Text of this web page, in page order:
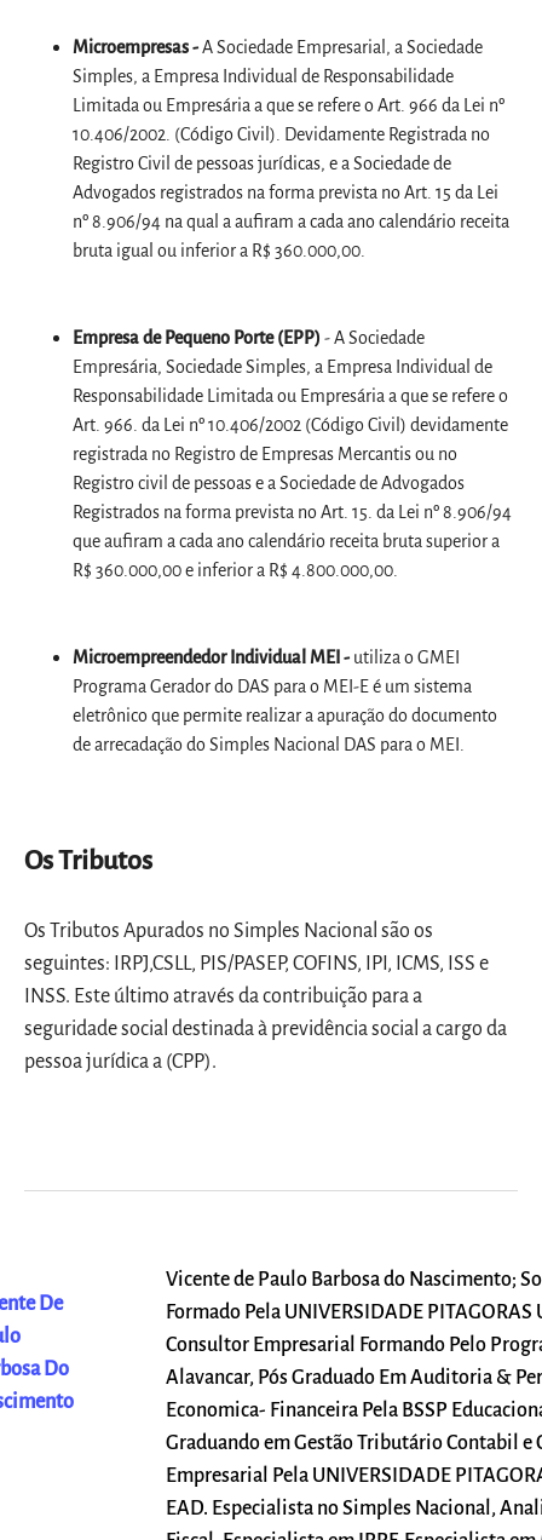
Microempresas -A Sociedade Empresarial, a Sociedade
Simples, a Empresa Individual de Responsabilidade
Limitada ou Empresária a que se refere o Art. 966 da Lei nº
10.406/2002. (Código Civil). Devidamente Registrada no
Registro Civil de pessoas jurídicas, e a Sociedade de
Advogados registrados na forma prevista no Art. 15 da Lei
nº 8.906/94 na qual a aufiram a cada ano calendário receita
bruta igual ou inferior a R$ 360.000,00.
Empresa de Pequeno Porte (EPP) - A Sociedade
Empresária, Sociedade Simples, a Empresa Individual de
Responsabilidade Limitada ou Empresária a que se refere o
Art. 966. da Lei nº 10.406/2002 (Código Civil) devidamente
registrada no Registro de Empresas Mercantis ou no
Registro civil de pessoas e a Sociedade de Advogados
Registrados na forma prevista no Art. 15. da Lei nº 8.906/94
que aufiram a cada ano calendário receita bruta superior a
R$ 360.000,00 e inferior a R$ 4.800.000,00.
Microempreendedor Individual MEI - utiliza o GMEI
Programa Gerador do DAS para o MEI-E é um sistema
eletrônico que permite realizar a apuração do documento
de arrecadação do Simples Nacional DAS para o MEI.
Os Tributos
Os Tributos Apurados no Simples Nacional são os
seguintes: IRPJ,CSLL, PIS/PASEP, COFINS, IPI, ICMS, ISS e
INSS. Este último através da contribuição para a
seguridade social destinada à previdência social a cargo da
pessoa jurídica a (CPP).
De
Do
Vicente de Paulo Barbosa do Nascimento;
Formado Pela UNIVERSIDADE PITAGORAS
Consultor Empresarial Formando Pelo
Alavancar, Pós Graduado Em Auditoria &
Economica- Financeira Pela BSSP
Graduando em Gestão Tributário Contabil e
Empresarial Pela UNIVERSIDADE
EAD. Especialista no Simples Nacional,